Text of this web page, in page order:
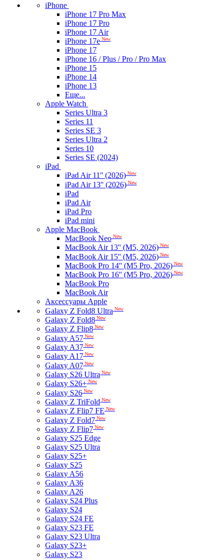
iPhone
iPhone 17 Pro Max
iPhone 17 Pro
iPhone 17 Air
iPhone 17e New
iPhone 17
iPhone 16 / Plus / Pro / Pro Max
iPhone 15
iPhone 14
iPhone 13
Еще...
Apple Watch
Series Ultra 3
Series 11
Series SE 3
Series Ultra 2
Series 10
Series SE (2024)
iPad
iPad Air 11'' (2026) New
iPad Air 13'' (2026) New
iPad
iPad Air
iPad Pro
iPad mini
Apple MacBook
MacBook Neo New
MacBook Air 13'' (M5, 2026) New
MacBook Air 15'' (M5, 2026) New
MacBook Pro 14'' (M5 Pro, 2026) New
MacBook Pro 16'' (M5 Pro, 2026) New
MacBook Pro
MacBook Air
Аксессуары Apple
Galaxy Z Fold8 Ultra New
Galaxy Z Fold8 New
Galaxy Z Flip8 New
Galaxy A57 New
Galaxy A37 New
Galaxy A17 New
Galaxy A07 New
Galaxy S26 Ultra New
Galaxy S26+ New
Galaxy S26 New
Galaxy Z TriFold New
Galaxy Z Flip7 FE New
Galaxy Z Fold7 New
Galaxy Z Flip7 New
Galaxy S25 Edge
Galaxy S25 Ultra
Galaxy S25+
Galaxy S25
Galaxy A56
Galaxy A36
Galaxy A26
Galaxy S24 Plus
Galaxy S24
Galaxy S24 FE
Galaxy S23 FE
Galaxy S23 Ultra
Galaxy S23+
Galaxy S23